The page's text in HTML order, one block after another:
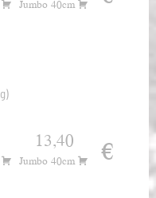
Jumbo 40cm
g
13,40
Jumbo 40cm €